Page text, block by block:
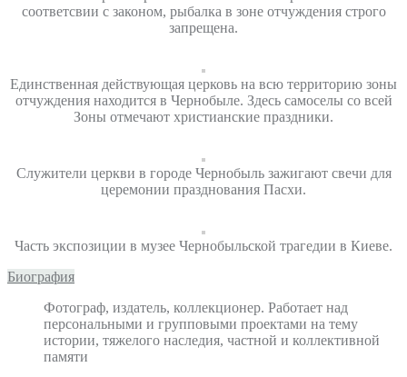
соответсвии с законом, рыбалка в зоне отчуждения строго
запрещена.
Единственная действующая церковь на всю территорию зоны
отчуждения находится в Чернобыле. Здесь самоселы со всей
Зоны отмечают христианские праздники.
Служители церкви в городе Чернобыль зажигают свечи для
церемонии празднования Пасхи.
Часть экспозиции в музее Чернобыльской трагедии в Киеве.
Биография
Фотограф, издатель, коллекционер. Работает над
персональными и групповыми проектами на тему
истории, тяжелого наследия, частной и коллективной
памяти